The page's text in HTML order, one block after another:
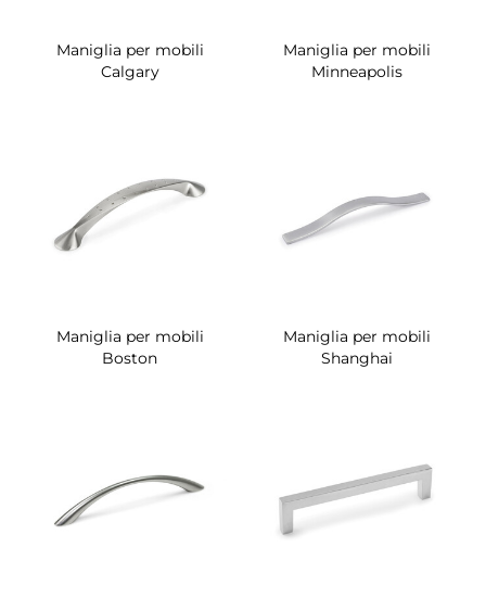
Maniglia per mobili
Calgary
Maniglia per mobili
Minneapolis
Maniglia per mobili
Boston
Maniglia per mobili
Shanghai